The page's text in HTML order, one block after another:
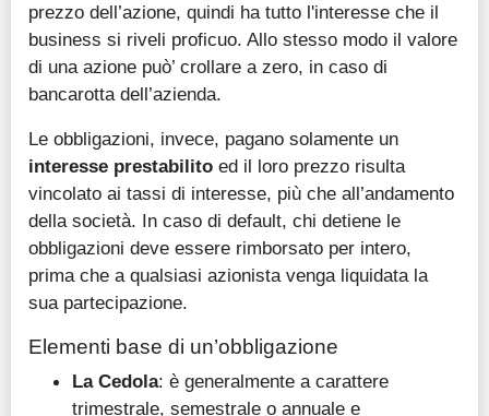
prezzo dell’azione, quindi ha tutto l'interesse che il
business si riveli proficuo. Allo stesso modo il valore
di una azione può’ crollare a zero, in caso di
bancarotta dell’azienda.
Le obbligazioni, invece, pagano solamente un
interesse prestabilito ed il loro prezzo risulta
vincolato ai tassi di interesse, più che all’andamento
della società. In caso di default, chi detiene le
obbligazioni deve essere rimborsato per intero,
prima che a qualsiasi azionista venga liquidata la
sua partecipazione.
Elementi base di un’obbligazione
La Cedola: è generalmente a carattere
trimestrale, semestrale o annuale e